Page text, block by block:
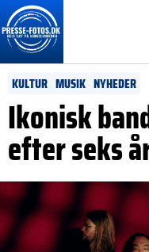
KULTUR MUSIK NYHEDER
Ikonisk
efter seks